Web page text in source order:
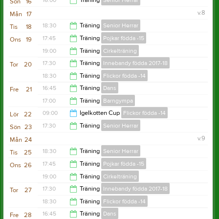
17:30
17
Mån
v.8
18
Tis 18:30 Träning Senior Herrar
20:00
19
Ons 17:45 Träning Pojkar födda -15
18:45
19:00 Träning Cirkelträning
20:00
20
Tor 17:30 Träning Innebandy födda 2017-18
18:30
18:30 Träning Flickor födda -14
19:40
21
Fre 16:45 Träning Dans
18:00
17:00 Träning Barngympa
18:00
22
Lör 09:00 Igelkotten Cup Flickor födda -14
23
Sön 17:30 Träning Senior Herrar
19:00
24
Mån
v.9
25
Tis 18:30 Träning Senior Herrar
20:00
26
Ons 17:45 Träning Pojkar födda -15
18:45
19:00 Träning Cirkelträning
20:00
27
Tor 17:30 Träning Innebandy födda 2017-18
18:30
18:30 Träning Flickor födda -14
28
Fre 16:45 Träning Dans